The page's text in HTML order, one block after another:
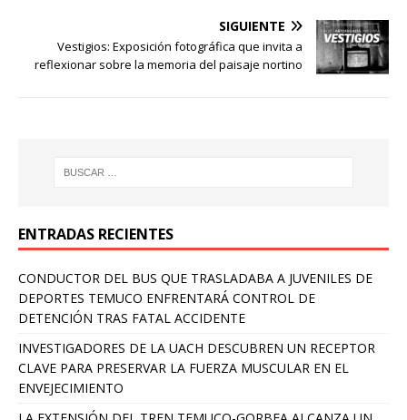
SIGUIENTE
Vestigios: Exposición fotográfica que invita a
reflexionar sobre la memoria del paisaje nortino
ENTRADAS RECIENTES
CONDUCTOR DEL BUS QUE TRASLADABA A JUVENILES DE
DEPORTES TEMUCO ENFRENTARÁ CONTROL DE
DETENCIÓN TRAS FATAL ACCIDENTE
INVESTIGADORES DE LA UACH DESCUBREN UN RECEPTOR
CLAVE PARA PRESERVAR LA FUERZA MUSCULAR EN EL
ENVEJECIMIENTO